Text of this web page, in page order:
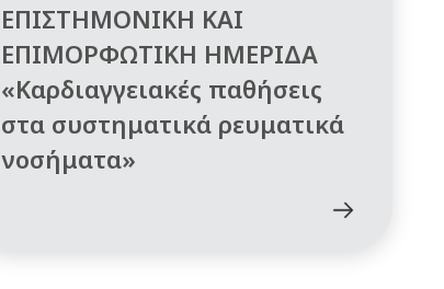
ΕΠΙΣΤΗΜΟΝΙΚΗ ΚΑΙ
ΕΠΙΜΟΡΦΩΤΙΚΗ ΗΜΕΡΙΔΑ
«Καρδιαγγειακές παθήσεις
στα συστηματικά ρευματικά
νοσήματα»